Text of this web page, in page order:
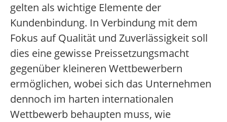
gelten als wichtige Elemente der
Kundenbindung. In Verbindung mit dem
Fokus auf Qualität und Zuverlässigkeit soll
dies eine gewisse Preissetzungsmacht
gegenüber kleineren Wettbewerbern
ermöglichen, wobei sich das Unternehmen
dennoch im harten internationalen
Wettbewerb behaupten muss, wie